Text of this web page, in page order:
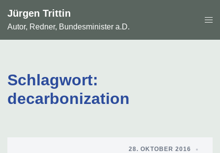
Inhalt
springen
Jürgen Trittin
Autor, Redner, Bundesminister a.D.
Schlagwort:
decarbonization
28. OKTOBER 2016